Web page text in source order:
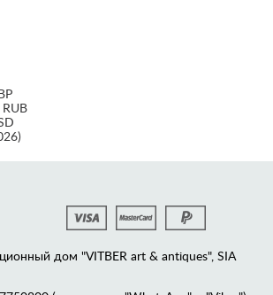
дом "VITBER art & antiques", SIA